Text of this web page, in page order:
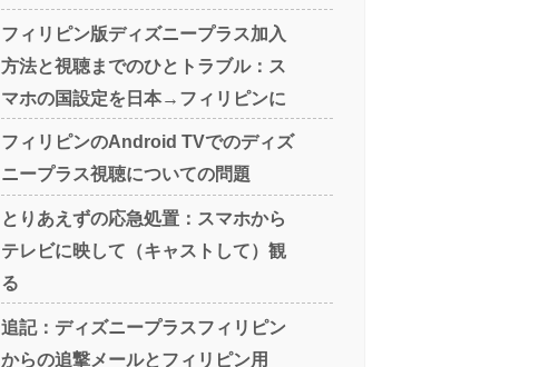
フィリピン版ディズニープラス加入
方法と視聴までのひとトラブル：ス
マホの国設定を日本→フィリピンに
フィリピンのAndroid TVでのディズ
ニープラス視聴についての問題
とりあえずの応急処置：スマホから
テレビに映して（キャストして）観
る
追記：ディズニープラスフィリピン
からの追撃メールとフィリピン用